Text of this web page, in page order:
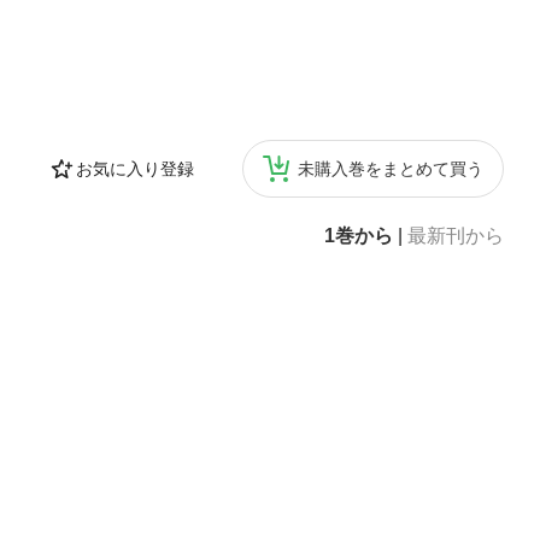
お気に入り登録 未購入巻をまとめて買う
1巻から 最新刊から